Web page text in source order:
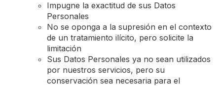
Impugne la exactitud de sus Datos
Personales
No se oponga a la supresión en el contexto
de un tratamiento ilícito, pero solicite la
limitación
Sus Datos Personales ya no sean utilizados
por nuestros servicios, pero su
conservación sea necesaria para el